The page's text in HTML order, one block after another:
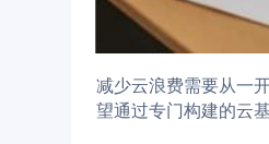
减少云浪费需要从一
望通过专门构建的云